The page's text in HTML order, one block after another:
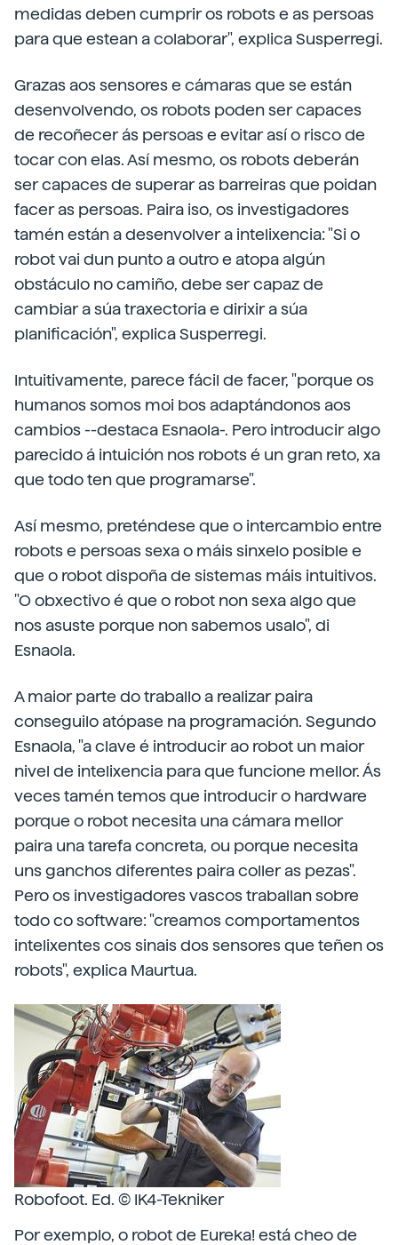
medidas deben cumprir os robots e as persoas
para que estean a colaborar", explica Susperregi.
Grazas aos sensores e cámaras que se están
desenvolvendo, os robots poden ser capaces
de recoñecer ás persoas e evitar así o risco de
tocar con elas. Así mesmo, os robots deberán
ser capaces de superar as barreiras que poidan
facer as persoas. Paira iso, os investigadores
tamén están a desenvolver a intelixencia: "Si o
robot vai dun punto a outro e atopa algún
obstáculo no camiño, debe ser capaz de
cambiar a súa traxectoria e dirixir a súa
planificación", explica Susperregi.
Intuitivamente, parece fácil de facer, "porque os
humanos somos moi bos adaptándonos aos
cambios --destaca Esnaola-. Pero introducir algo
parecido á intuición nos robots é un gran reto, xa
que todo ten que programarse".
Así mesmo, preténdese que o intercambio entre
robots e persoas sexa o máis sinxelo posible e
que o robot dispoña de sistemas máis intuitivos.
"O obxectivo é que o robot non sexa algo que
nos asuste porque non sabemos usalo", di
Esnaola.
A maior parte do traballo a realizar paira
conseguilo atópase na programación. Segundo
Esnaola, "a clave é introducir ao robot un maior
nivel de intelixencia para que funcione mellor. Ás
veces tamén temos que introducir o hardware
porque o robot necesita una cámara mellor
paira una tarefa concreta, ou porque necesita
uns ganchos diferentes paira coller as pezas".
Pero os investigadores vascos traballan sobre
todo co software: "creamos comportamentos
intelixentes cos sinais dos sensores que teñen os
robots", explica Maurtua.
Robofoot. Ed. © IK4-Tekniker
Por exemplo, o robot de Eureka! está cheo de